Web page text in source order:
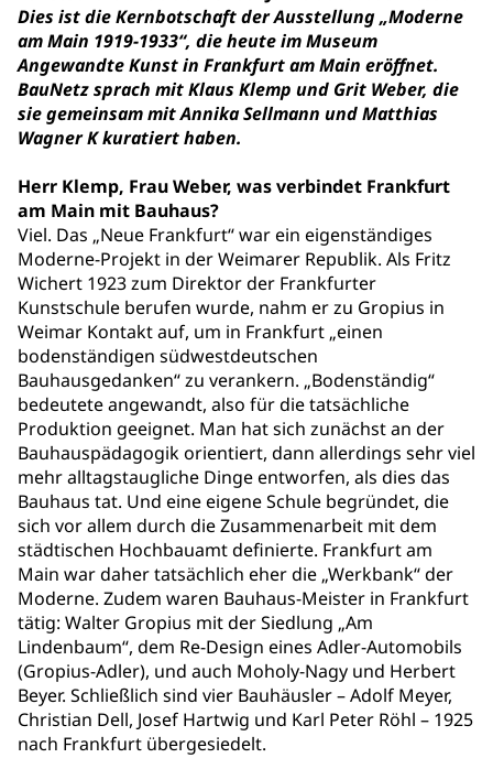
Dies ist die Kernbotschaft der Ausstellung „Moderne
am Main 1919-1933“, die heute im Museum
Angewandte Kunst in Frankfurt am Main eröffnet.
BauNetz sprach mit Klaus Klemp und Grit Weber, die
sie gemeinsam mit Annika Sellmann und Matthias
Wagner K kuratiert haben.
Herr Klemp, Frau Weber, was verbindet Frankfurt
am Main mit Bauhaus?
Viel. Das „Neue Frankfurt“ war ein eigenständiges
Moderne-Projekt in der Weimarer Republik. Als Fritz
Wichert 1923 zum Direktor der Frankfurter
Kunstschule berufen wurde, nahm er zu Gropius in
Weimar Kontakt auf, um in Frankfurt „einen
bodenständigen südwestdeutschen
Bauhausgedanken“ zu verankern. „Bodenständig“
bedeutete angewandt, also für die tatsächliche
Produktion geeignet. Man hat sich zunächst an der
Bauhauspädagogik orientiert, dann allerdings sehr viel
mehr alltagstaugliche Dinge entworfen, als dies das
Bauhaus tat. Und eine eigene Schule begründet, die
sich vor allem durch die Zusammenarbeit mit dem
städtischen Hochbauamt definierte. Frankfurt am
Main war daher tatsächlich eher die „Werkbank“ der
Moderne. Zudem waren Bauhaus-Meister in Frankfurt
tätig: Walter Gropius mit der Siedlung „Am
Lindenbaum“, dem Re-Design eines Adler-Automobils
(Gropius-Adler), und auch Moholy-Nagy und Herbert
Beyer. Schließlich sind vier Bauhäusler – Adolf Meyer,
Christian Dell, Josef Hartwig und Karl Peter Röhl – 1925
nach Frankfurt übergesiedelt.